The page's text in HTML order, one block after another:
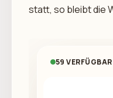
statt, so bleibt die
59 VERFÜGBAR